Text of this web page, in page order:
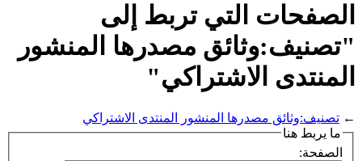
الصفحات التي تربط إلى
"تصنيف:وثائق مصدرها المنشور
المنتدى الاشتراكي"
← تصنيف:وثائق مصدرها المنشور المنتدى الاشتراكي
ما يربط هنا
الصفحة: